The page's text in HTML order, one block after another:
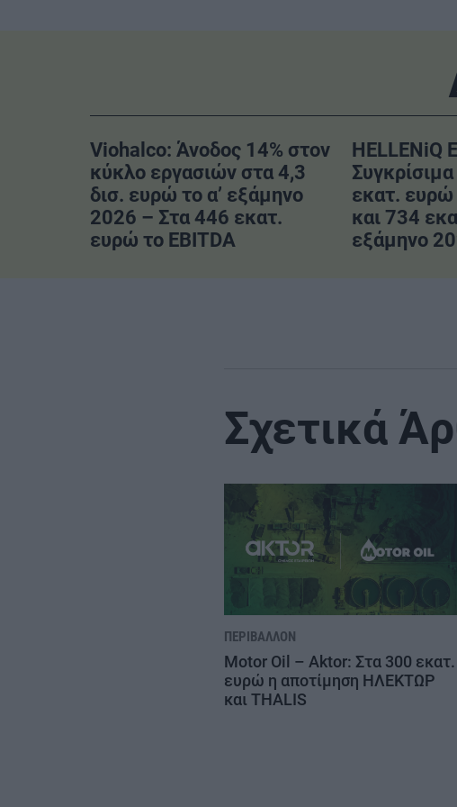
Viohalco: Άνοδος 14% στον
κύκλο εργασιών στα 4,3
δισ. ευρώ το α’ εξάμηνο
2026 – Στα 446 εκατ.
ευρώ το EBITDA
HELLENiQ
εκατ. ευρώ
και 734
εξάμηνο
Σχετικά
ΠΕΡΙΒΆΛΛΟΝ
Motor Oil – Aktor: Στα 300 εκατ.
ευρώ η αποτίμηση ΗΛΕΚΤΩΡ
και THALIS